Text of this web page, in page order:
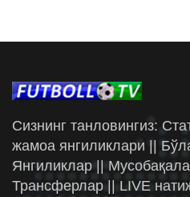
Сизнинг танловингиз:
жамоа янгиликлари ||
Янгиликлар ||
Трансферлар || LIVE